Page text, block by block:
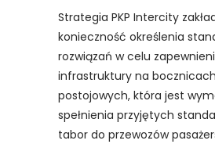
Strategia PKP Intercity
konieczność określenia
rozwiązań w celu
infrastruktury na
postojowych, która jest
spełnienia przyjętych
tabor do przewozów